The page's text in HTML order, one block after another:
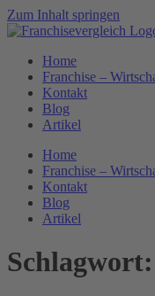
Zum Inhalt springen
Home
Franchise –
Kontakt
Blog
Artikel
Home
Franchise –
Kontakt
Blog
Artikel
Schlagwort: